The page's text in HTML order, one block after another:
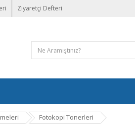
Ziyaretçi Defteri
Fotokopi Tonerleri